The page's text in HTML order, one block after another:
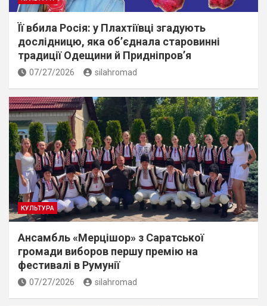
Її вбила Росія: у Плахтіївці згадують
дослідницю, яка об’єднала старовинні
традиції Одещини й Придніпров’я
07/27/2026 silahromad
КУЛЬТУРА
Ансамбль «Мерцішор» з Саратської
громади виборов першу премію на
фестивалі в Румунії
07/27/2026 silahromad